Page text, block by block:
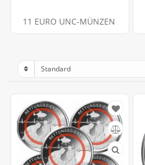
11 EURO UNC-MÜNZEN